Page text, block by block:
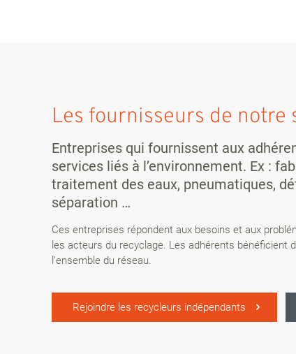
Les fournisseurs de notre
Entreprises qui fournissent aux
services liés à l’environnement. Ex :
traitement des eaux, pneumatiques,
séparation …
Ces entreprises répondent aux besoins et aux
les acteurs du recyclage. Les adhérents bénéficient
l’ensemble du réseau.
Rejoindre les recycleurs indépendants